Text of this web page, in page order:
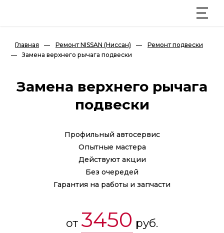
Главная — Ремонт NISSAN (Ниссан) —
Ремонт подвески
—
Замена верхнего рычага подвески
Замена верхнего рычага
подвески
Профильный автосервис
Опытные мастера
Действуют акции
Без очередей
Гарантия на работы и запчасти
от 3450 руб.